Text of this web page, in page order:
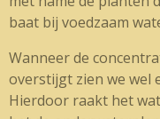
baat bij voedzaam
Wanneer de
overstijgt zien we wel
Hierdoor raakt het